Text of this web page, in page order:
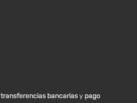
transferencias bancariasy pago